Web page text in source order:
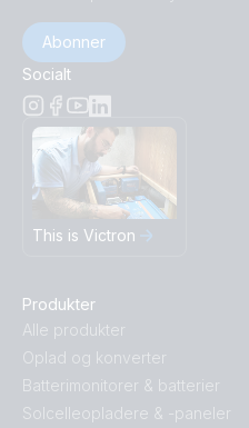
Abonner
Socialt
This is Victron
Produkter
Alle produkter
Oplad og konverter
Batterimonitorer & batterier
Solcelleopladere & -paneler